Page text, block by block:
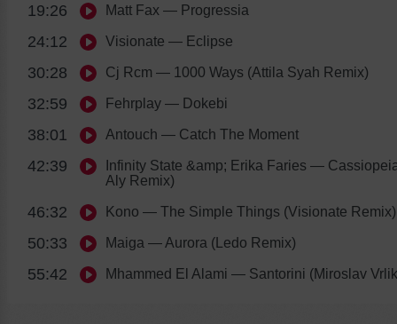
19:26 Matt Fax — Progressia
24:12 Visionate — Eclipse
30:28 Cj Rcm — 1000 Ways (Attila Syah Remix)
32:59 Fehrplay — Dokebi
38:01 Antouch — Catch The Moment
42:39 Infinity State &amp; Erika Faries —
Aly Remix)
46:32 Kono — The Simple Things (Visionate Remix)
50:33 Maiga — Aurora (Ledo Remix)
55:42 Mhammed El Alami — Santorini (Miroslav